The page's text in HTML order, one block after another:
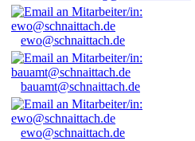
ewo@schnaittach.de
bauamt@schnaittach.de
ewo@schnaittach.de